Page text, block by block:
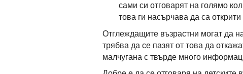
сами си отговарят на голямо
това ги насърчава да са
Отглеждащите възрастни могат да
трябва да се пазят от това да
малчугана с твърде много